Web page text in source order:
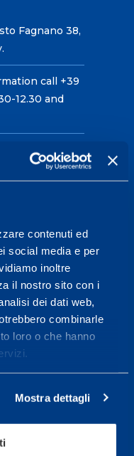
contenuti ed
social media e per
inoltre
il nostro sito con i
dei dati web,
combinarle
loro o che hanno
Mostra dettagli
Fagnano 38,
call +39
12.30 and
high
well-